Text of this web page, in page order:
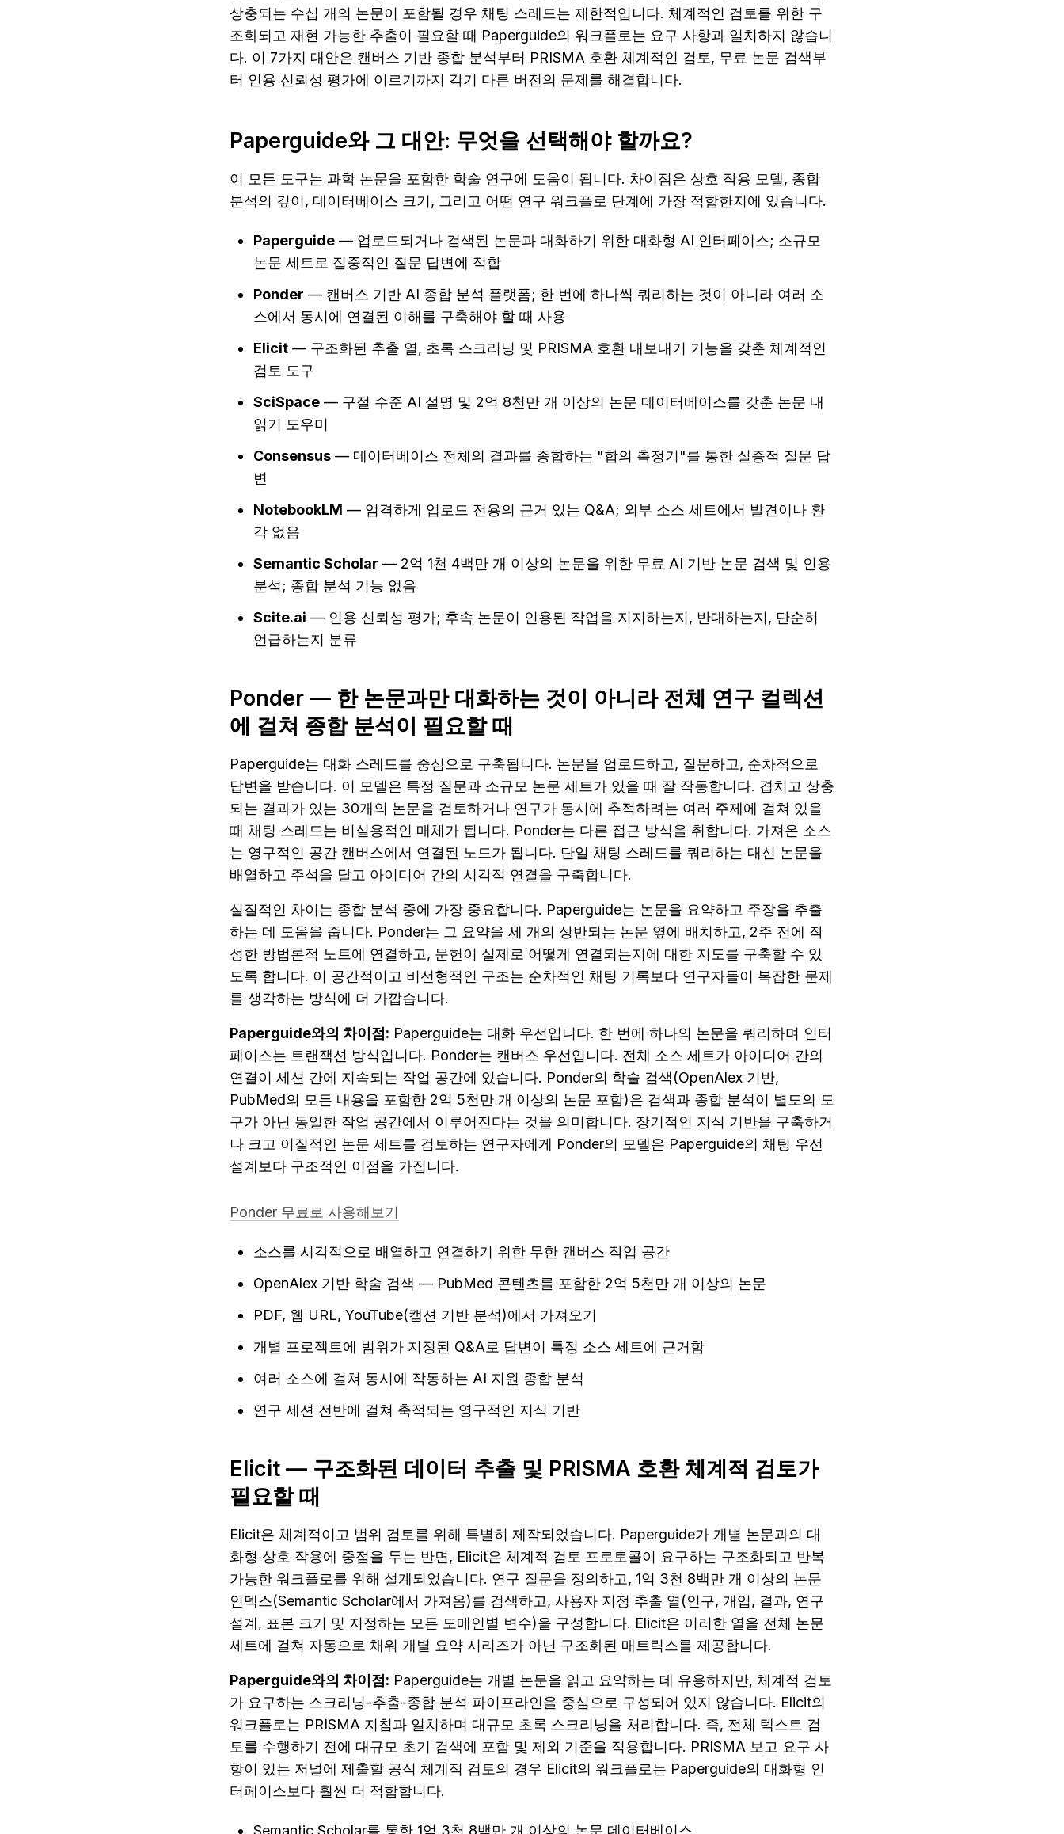
상충되는 수십 개의 논문이 포함될 경우 채팅 스레드는 제한적입니다. 체계적인 검토를 위한 구
조화되고 재현 가능한 추출이 필요할 때 Paperguide의 워크플로는 요구 사항과 일치하지 않습니
다. 이 7가지 대안은 캔버스 기반 종합 분석부터 PRISMA 호환 체계적인 검토, 무료 논문 검색부
터 인용 신뢰성 평가에 이르기까지 각기 다른 버전의 문제를 해결합니다.
Paperguide와 그 대안: 무엇을 선택해야 할까요?
이 모든 도구는 과학 논문을 포함한 학술 연구에 도움이 됩니다. 차이점은 상호 작용 모델, 종합
분석의 깊이, 데이터베이스 크기, 그리고 어떤 연구 워크플로 단계에 가장 적합한지에 있습니다.
Paperguide — 업로드되거나 검색된 논문과 대화하기 위한 대화형 AI 인터페이스; 소규모
논문 세트로 집중적인 질문 답변에 적합
Ponder — 캔버스 기반 AI 종합 분석 플랫폼; 한 번에 하나씩 쿼리하는 것이 아니라 여러 소
스에서 동시에 연결된 이해를 구축해야 할 때 사용
Elicit — 구조화된 추출 열, 초록 스크리닝 및 PRISMA 호환 내보내기 기능을 갖춘 체계적인
검토 도구
SciSpace — 구절 수준 AI 설명 및 2억 8천만 개 이상의 논문 데이터베이스를 갖춘 논문 내
읽기 도우미
Consensus — 데이터베이스 전체의 결과를 종합하는 "합의 측정기"를 통한 실증적 질문 답
변
NotebookLM — 엄격하게 업로드 전용의 근거 있는 Q&A; 외부 소스 세트에서 발견이나 환
각 없음
Semantic Scholar — 2억 1천 4백만 개 이상의 논문을 위한 무료 AI 기반 논문 검색 및 인용
분석; 종합 분석 기능 없음
Scite.ai — 인용 신뢰성 평가; 후속 논문이 인용된 작업을 지지하는지, 반대하는지, 단순히
언급하는지 분류
Ponder — 한 논문과만 대화하는 것이 아니라 전체 연구 컬렉션
에 걸쳐 종합 분석이 필요할 때
Paperguide는 대화 스레드를 중심으로 구축됩니다. 논문을 업로드하고, 질문하고, 순차적으로
답변을 받습니다. 이 모델은 특정 질문과 소규모 논문 세트가 있을 때 잘 작동합니다. 겹치고 상충
되는 결과가 있는 30개의 논문을 검토하거나 연구가 동시에 추적하려는 여러 주제에 걸쳐 있을
때 채팅 스레드는 비실용적인 매체가 됩니다. Ponder는 다른 접근 방식을 취합니다. 가져온 소스
는 영구적인 공간 캔버스에서 연결된 노드가 됩니다. 단일 채팅 스레드를 쿼리하는 대신 논문을
배열하고 주석을 달고 아이디어 간의 시각적 연결을 구축합니다.
실질적인 차이는 종합 분석 중에 가장 중요합니다. Paperguide는 논문을 요약하고 주장을 추출
하는 데 도움을 줍니다. Ponder는 그 요약을 세 개의 상반되는 논문 옆에 배치하고, 2주 전에 작
성한 방법론적 노트에 연결하고, 문헌이 실제로 어떻게 연결되는지에 대한 지도를 구축할 수 있
도록 합니다. 이 공간적이고 비선형적인 구조는 순차적인 채팅 기록보다 연구자들이 복잡한 문제
를 생각하는 방식에 더 가깝습니다.
Paperguide와의 차이점: Paperguide는 대화 우선입니다. 한 번에 하나의 논문을 쿼리하며 인터
페이스는 트랜잭션 방식입니다. Ponder는 캔버스 우선입니다. 전체 소스 세트가 아이디어 간의
연결이 세션 간에 지속되는 작업 공간에 있습니다. Ponder의 학술 검색(OpenAlex 기반,
PubMed의 모든 내용을 포함한 2억 5천만 개 이상의 논문 포함)은 검색과 종합 분석이 별도의 도
구가 아닌 동일한 작업 공간에서 이루어진다는 것을 의미합니다. 장기적인 지식 기반을 구축하거
나 크고 이질적인 논문 세트를 검토하는 연구자에게 Ponder의 모델은 Paperguide의 채팅 우선
설계보다 구조적인 이점을 가집니다.
Ponder 무료로 사용해보기
소스를 시각적으로 배열하고 연결하기 위한 무한 캔버스 작업 공간
OpenAlex 기반 학술 검색 — PubMed 콘텐츠를 포함한 2억 5천만 개 이상의 논문
PDF, 웹 URL, YouTube(캡션 기반 분석)에서 가져오기
개별 프로젝트에 범위가 지정된 Q&A로 답변이 특정 소스 세트에 근거함
여러 소스에 걸쳐 동시에 작동하는 AI 지원 종합 분석
연구 세션 전반에 걸쳐 축적되는 영구적인 지식 기반
Elicit — 구조화된 데이터 추출 및 PRISMA 호환 체계적 검토가
필요할 때
Elicit은 체계적이고 범위 검토를 위해 특별히 제작되었습니다. Paperguide가 개별 논문과의 대
화형 상호 작용에 중점을 두는 반면, Elicit은 체계적 검토 프로토콜이 요구하는 구조화되고 반복
가능한 워크플로를 위해 설계되었습니다. 연구 질문을 정의하고, 1억 3천 8백만 개 이상의 논문
인덱스(Semantic Scholar에서 가져옴)를 검색하고, 사용자 지정 추출 열(인구, 개입, 결과, 연구
설계, 표본 크기 및 지정하는 모든 도메인별 변수)을 구성합니다. Elicit은 이러한 열을 전체 논문
세트에 걸쳐 자동으로 채워 개별 요약 시리즈가 아닌 구조화된 매트릭스를 제공합니다.
Paperguide와의 차이점: Paperguide는 개별 논문을 읽고 요약하는 데 유용하지만, 체계적 검토
가 요구하는 스크리닝-추출-종합 분석 파이프라인을 중심으로 구성되어 있지 않습니다. Elicit의
워크플로는 PRISMA 지침과 일치하며 대규모 초록 스크리닝을 처리합니다. 즉, 전체 텍스트 검
토를 수행하기 전에 대규모 초기 검색에 포함 및 제외 기준을 적용합니다. PRISMA 보고 요구 사
항이 있는 저널에 제출할 공식 체계적 검토의 경우 Elicit의 워크플로는 Paperguide의 대화형 인
터페이스보다 훨씬 더 적합합니다.
Semantic Scholar를 통한 1억 3천 8백만 개 이상의 논문 데이터베이스